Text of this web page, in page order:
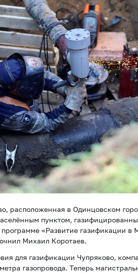
расположенная в Одинцовском
пунктом,
программе «Развитие газификации в
Михаил Коротаев.
для газификации Чупряково,
газопровода. Теперь